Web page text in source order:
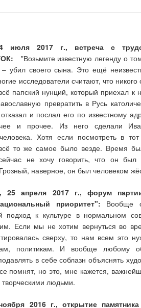
июля 2017 г., встреча с
"Возьмите известную легенду о
убил своего сына. Это ещё
исследователи считают, что
папский нунций, который приехал к
превратить в Русь
и послал его по известному
и прочее. Из него сделали
человека. Хотя если посмотреть в
то же самое было везде. Время
не хочу говорить, что он был
наверное, он был человеком
25 апреля 2017 г., форум
приоритет": Вообще
подход к культуре в нормальном
Если мы не хотим вернуться во
сверху, то нам всем это
политикам. И вообще любому
в себе соблазн объяснять
помнят, но это, мне кажется,
людьми.
2016 г., открытие